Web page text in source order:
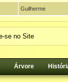
Guilherme
se no Site
Árvore